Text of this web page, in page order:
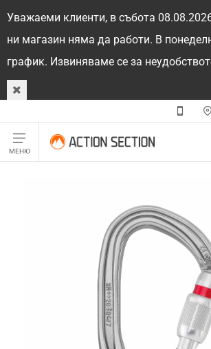
Уважаеми клиенти, в събота
ни магазин няма да работи. В
график. Извиняваме се за